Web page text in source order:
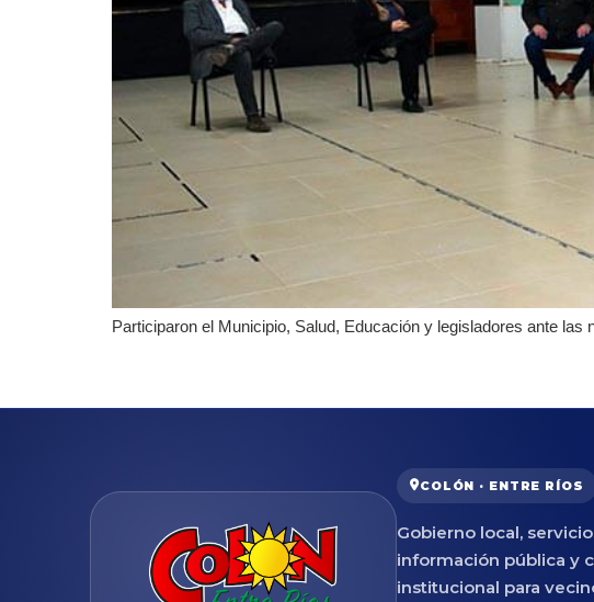
Participaron el Municipio, Salud, Educación y legisladores ante
COLÓN · ENTRE RÍOS
Gobierno local,
información pública y
institucional para